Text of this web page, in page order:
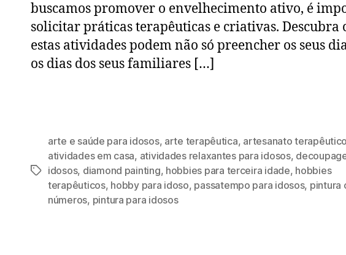
buscamos promover o envelhecimento ativo, é
solicitar práticas terapêuticas e criativas. Descubra
estas atividades podem não só preencher os seus
os dias dos seus familiares […]
Tags
arte e saúde para idosos, arte terapêutica, artesanato terapêutico
atividades em casa, atividades relaxantes para idosos,
idosos, diamond painting, hobbies para terceira idade, hobbies
terapêuticos, hobby para idoso, passatempo para idosos, pintura
números, pintura para idosos